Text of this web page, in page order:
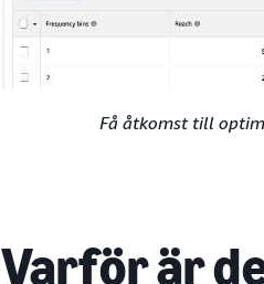
Få åtkomst till
Varför är